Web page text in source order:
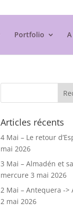
Portfolio
Articles récents
4 Mai – Le retour
mai 2026
3 Mai – Almadén et
mercure 3 mai 2026
2 Mai – Antequera ->
2 mai 2026